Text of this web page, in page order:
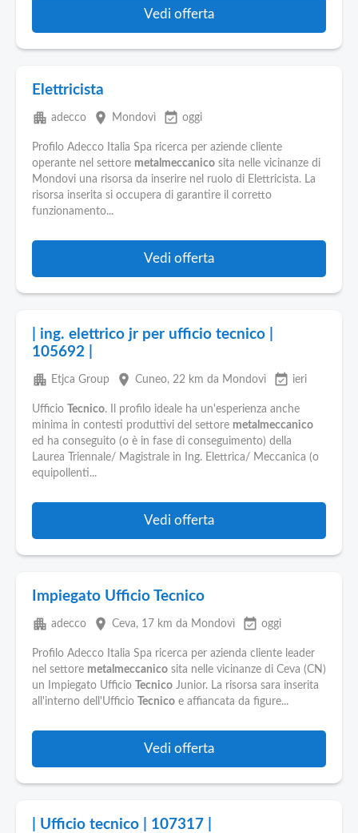
Vedi offerta
Elettricista
apartment adecco place Mondovì event_available oggi
Profilo Adecco Italia Spa ricerca per aziende cliente
operante nel settore metalmeccanico sita nelle vicinanze di
Mondovi una risorsa da inserire nel ruolo di Elettricista. La
risorsa inserita si occupera di garantire il corretto
funzionamento...
Vedi offerta
| ing. elettrico jr per ufficio tecnico |
105692 |
apartment Etjca Group place Cuneo, 22 km da Mondovì event_available ieri
Ufficio Tecnico. Il profilo ideale ha un'esperienza anche
minima in contesti produttivi del settore metalmeccanico
ed ha conseguito (o è in fase di conseguimento) della
Laurea Triennale/ Magistrale in Ing. Elettrica/ Meccanica (o
equipollenti...
Vedi offerta
Impiegato Ufficio Tecnico
apartment adecco place Ceva, 17 km da Mondovì event_available oggi
Profilo Adecco Italia Spa ricerca per azienda cliente leader
nel settore metalmeccanico sita nelle vicinanze di Ceva (CN)
un Impiegato Ufficio
Tecnico Junior. La risorsa sara inserita
all'interno dell'Ufficio
Tecnico e affiancata da figure...
Vedi offerta
| Ufficio tecnico | 107317 |